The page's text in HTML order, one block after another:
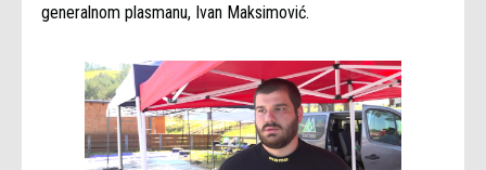
generalnom plasmanu, Ivan Maksimović.